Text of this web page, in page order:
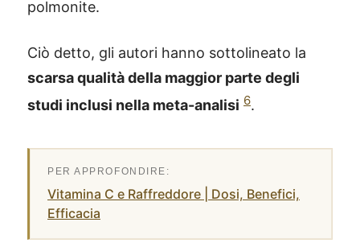
polmonite.
Ciò detto, gli autori hanno sottolineato la
scarsa qualità della maggior parte degli
studi inclusi nella meta-analisi 6.
Vitamina C e Raffreddore | Dosi, Benefici,
Efficacia